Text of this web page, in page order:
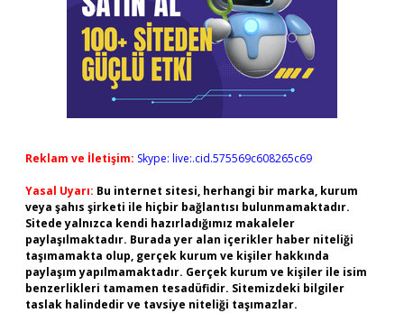
Reklam ve İletişim: Skype: live:.cid.575569c608265c69
Yasal Uyarı: Bu internet sitesi, herhangi bir marka, kurum
veya şahıs şirketi ile hiçbir bağlantısı bulunmamaktadır.
Sitede yalnızca kendi hazırladığımız makaleler
paylaşılmaktadır. Burada yer alan içerikler haber niteliği
taşımamakta olup, gerçek kurum ve kişiler hakkında
paylaşım yapılmamaktadır. Gerçek kurum ve kişiler ile isim
benzerlikleri tamamen tesadüfidir. Sitemizdeki bilgiler
taslak halindedir ve tavsiye niteliği taşımazlar.